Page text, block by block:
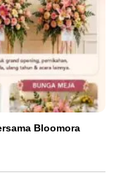
Bloomora